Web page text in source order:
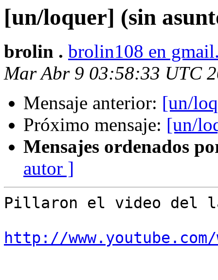
[un/loquer] (sin
brolin . brolin108 en
Mar Abr 9 03:58:33 UTC
Mensaje anterior: [un/
Próximo mensaje: [un/
Mensajes ordenados
autor ]
Pillaron el video del
http://www.youtube.com/